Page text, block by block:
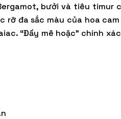
bưởi và tiêu timur
rỡ đa sắc màu của hoa cam
“Đầy mê hoặc” chính